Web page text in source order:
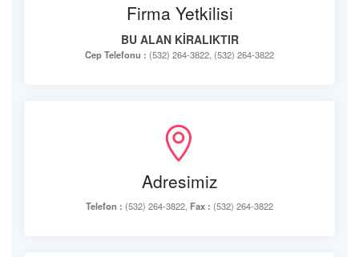
Firma Yetkilisi
BU ALAN KİRALIKTIR
Cep Telefonu : (532) 264-3822, (532) 264-3822
Adresimiz
Telefon : (532) 264-3822, Fax : (532) 264-3822